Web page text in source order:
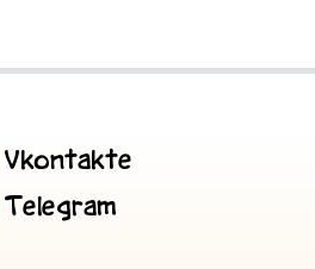
Vkontakte
Telegram